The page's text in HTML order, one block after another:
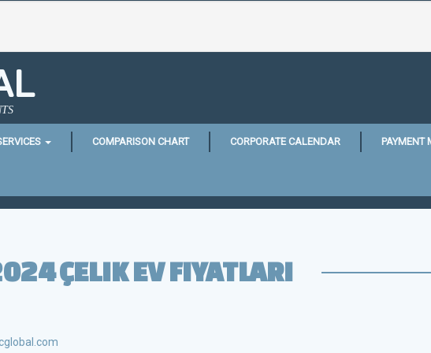
COMPARISON CHART CORPORATE CALENDAR PAYMENT
ÇELIK EV FIYATLARI